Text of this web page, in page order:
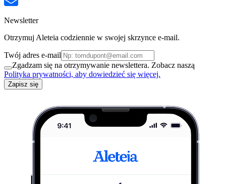
Newsletter
Otrzymuj Aleteia codziennie w swojej skrzynce e-mail.
Twój adres e-mail
Zgadzam się na otrzymywanie newslettera. Zobacz naszą
Polityka prywatności, aby dowiedzieć się więcej.
Zapisz się